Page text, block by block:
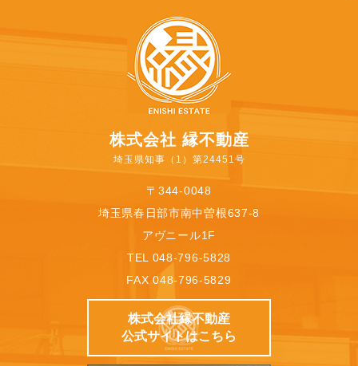
株式会社 縁不動産
埼玉県知事（1）第24451号
〒344-0048
埼玉県春日部市南中曽根637-8
アヴニール1F
TEL 048-796-5828
FAX 048-796-5829
株式会社縁不動産
公式サイトはこちら